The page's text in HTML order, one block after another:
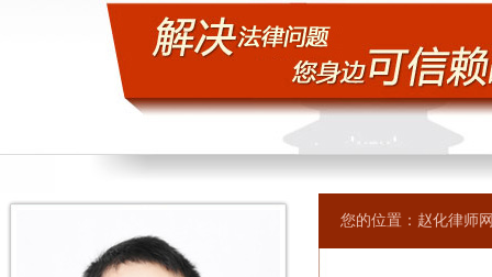
您的位置： 赵化律师